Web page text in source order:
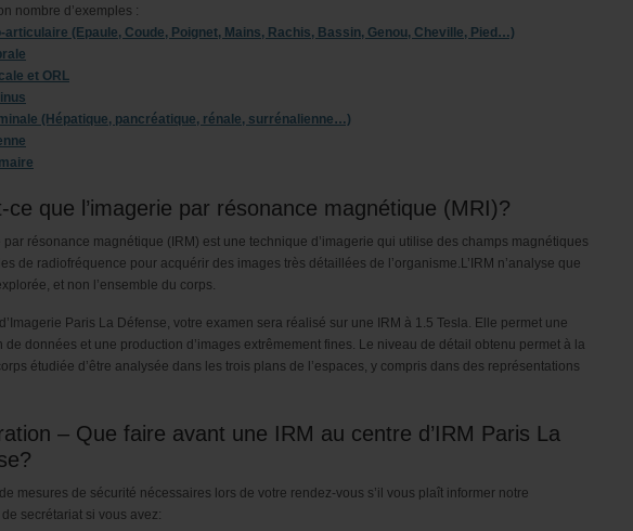
nombre d’exemples :
articulaire (Epaule, Coude, Poignet, Mains, Rachis, Bassin, Genou, Cheville, Pied…)
et ORL
(Hépatique, pancréatique, rénale, surrénalienne…)
ce que l’imagerie par résonance magnétique (MRI)?
par résonance magnétique (IRM) est une technique d’imagerie qui utilise des champs magnétiques
de radiofréquence pour acquérir des images très détaillées de l’organisme.L’IRM n’analyse que
et non l’ensemble du corps.
Paris La Défense, votre examen sera réalisé sur une IRM à 1.5 Tesla. Elle permet une
de données et une production d’images extrêmement fines. Le niveau de détail obtenu permet à la
étudiée d’être analysée dans les trois plans de l’espaces, y compris dans des représentations
– Que faire avant une IRM au centre d’IRM Paris La
mesures de sécurité nécessaires lors de votre rendez-vous s’il vous plaît informer notre
secrétariat si vous avez: